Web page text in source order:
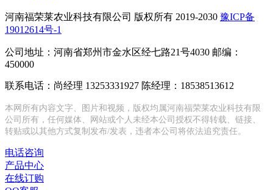
河南福荣莱农业科技有限公司 版权所有 2019-2030 豫ICP备
19012614号-1
公司地址：河南省郑州市金水区经七路21号4030 邮编：
450000
联系电话：尚经理 13253331927 陈经理：18538513612
本网所有内容文字、图片和视频，版权均属河南福荣莱农业科技有限
公司所有，任何媒体、网站或个人未经本公司授权不得转载、链接、
转贴或以其他方式复制发布/发表，违者本公司将依法追究责任。
电话咨询
产品中心
在线订购